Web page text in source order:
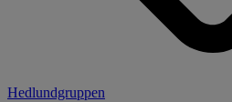
Hedlundgruppen